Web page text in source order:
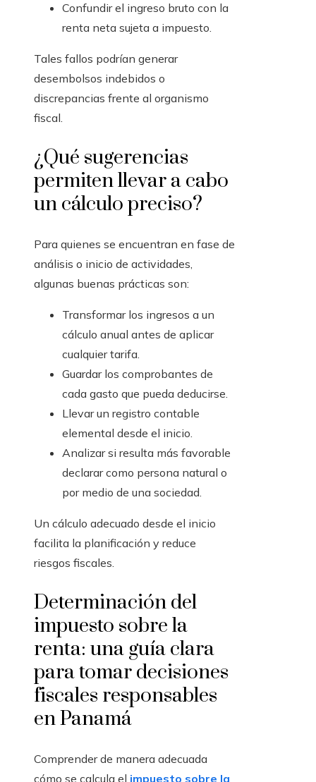
Confundir el ingreso bruto con la
renta neta sujeta a impuesto.
Tales fallos podrían generar
desembolsos indebidos o
discrepancias frente al organismo
fiscal.
¿Qué sugerencias
permiten llevar a cabo
un cálculo preciso?
Para quienes se encuentran en fase de
análisis o inicio de actividades,
algunas buenas prácticas son:
Transformar los ingresos a un
cálculo anual antes de aplicar
cualquier tarifa.
Guardar los comprobantes de
cada gasto que pueda deducirse.
Llevar un registro contable
elemental desde el inicio.
Analizar si resulta más favorable
declarar como persona natural o
por medio de una sociedad.
Un cálculo adecuado desde el inicio
facilita la planificación y reduce
riesgos fiscales.
Determinación del
impuesto sobre la
renta: una guía clara
para tomar decisiones
fiscales responsables
en Panamá
Comprender de manera adecuada
cómo se calcula el impuesto sobre la